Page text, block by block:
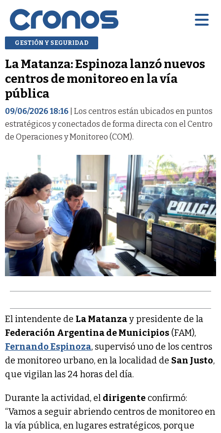
GESTIÓN Y SEGURIDAD
La Matanza: Espinoza lanzó nuevos
centros de monitoreo en la vía
pública
09/06/2026 18:16 | Los centros están ubicados en puntos
estratégicos y conectados de forma directa con el Centro
de Operaciones y Monitoreo (COM).
El intendente de La Matanzay presidente de la
Federación Argentina de Municipios (FAM),
Fernando Espinoza, supervisó uno de los centros
de monitoreo urbano, en la localidad de San Justo,
que vigilan las 24 horas del día.
Durante la actividad, el dirigente confirmó:
“Vamos a seguir abriendo centros de monitoreo en
la vía pública, en lugares estratégicos, porque